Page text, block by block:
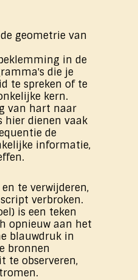
geometrie van
in de
die je
te spreken of te
kern.
van hart naar
hier dienen vaak
de
informatie,
te verwijderen,
verbroken.
is een teken
opnieuw aan het
blauwdruk in
bronnen
te observeren,